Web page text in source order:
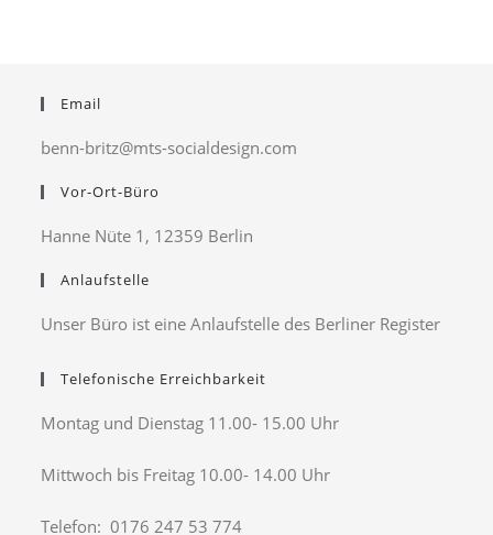
Email
benn-britz@mts-socialdesign.com
Vor-Ort-Büro
Hanne Nüte 1, 12359 Berlin
Anlaufstelle
Unser Büro ist eine Anlaufstelle des Berliner Register
Telefonische Erreichbarkeit
Montag und Dienstag 11.00- 15.00 Uhr
Mittwoch bis Freitag 10.00- 14.00 Uhr
Telefon: 0176 247 53 774